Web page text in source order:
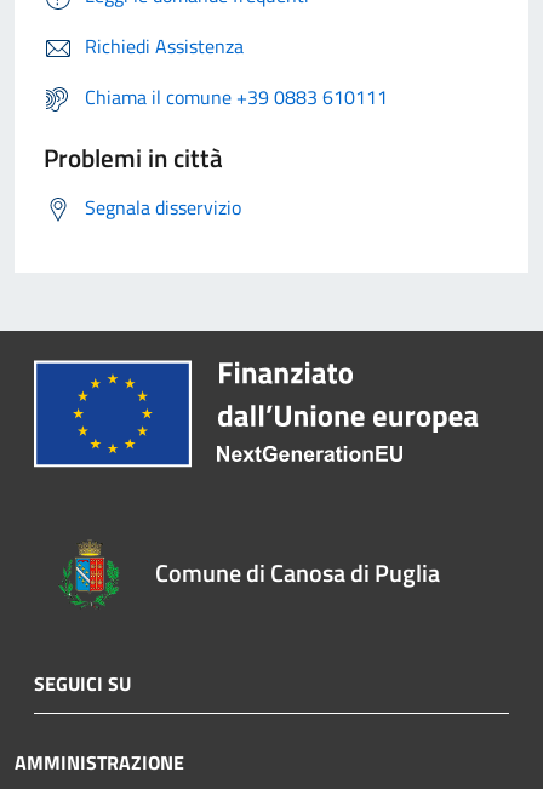
Richiedi Assistenza
Chiama il comune +39 0883 610111
Problemi in città
Segnala disservizio
Comune di Canosa di Puglia
SEGUICI SU
AMMINISTRAZIONE